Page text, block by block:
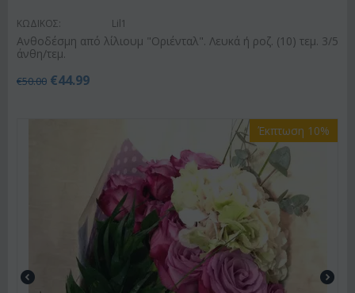
ΚΩΔΙΚΟΣ: Lil1
Ανθοδέσμη από λίλιουμ "Οριένταλ". Λευκά ή ροζ. (10) τεμ. 3/5
άνθη/τεμ.
€50.00 €44.99
Έκπτωση 10%